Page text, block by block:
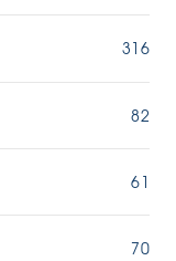
316
82
61
70